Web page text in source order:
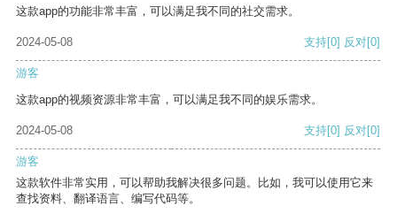
这款app的功能非常丰富，可以满足我不同的社交需求。
2024-05-08 支持[0] 反对[0]
游客
这款app的视频资源非常丰富，可以满足我不同的娱乐需求。
2024-05-08 支持[0] 反对[0]
游客
这款软件非常实用，可以帮助我解决很多问题。比如，我可以使用它来
查找资料、翻译语言、编写代码等。